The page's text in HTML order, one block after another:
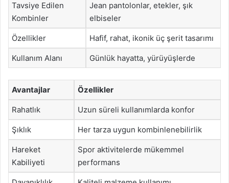
Tavsiye Edilen
Kombinler
Jean pantolonlar, etekler, şık
elbiseler
Özellikler Hafif, rahat, ikonik üç şerit tasarımı
Kullanım Alanı Günlük hayatta, yürüyüşlerde
Avantajlar Özellikler
Rahatlık Uzun süreli kullanımlarda konfor
Şıklık Her tarza uygun kombinlenebilirlik
Hareket
Kabiliyeti
Spor aktivitelerde mükemmel
performans